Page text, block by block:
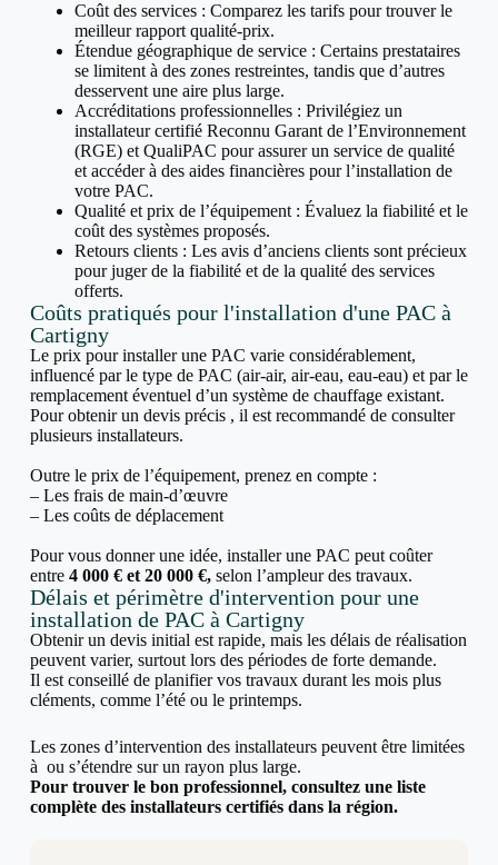
Coût des services : Comparez les tarifs pour trouver le
meilleur rapport qualité-prix.
Étendue géographique de service : Certains prestataires
se limitent à des zones restreintes, tandis que d’autres
desservent une aire plus large.
Accréditations professionnelles : Privilégiez un
installateur certifié Reconnu Garant de l’Environnement
(RGE) et QualiPAC pour assurer un service de qualité
et accéder à des aides financières pour l’installation de
votre PAC.
Qualité et prix de l’équipement : Évaluez la fiabilité et le
coût des systèmes proposés.
Retours clients : Les avis d’anciens clients sont précieux
pour juger de la fiabilité et de la qualité des services
offerts.
Coûts pratiqués pour l'installation d'une PAC à
Cartigny
Le prix pour installer une PAC varie considérablement,
influencé par le type de PAC (air-air, air-eau, eau-eau) et par le
remplacement éventuel d’un système de chauffage existant.
Pour obtenir un devis précis , il est recommandé de consulter
plusieurs installateurs.
Outre le prix de l’équipement, prenez en compte :
– Les frais de main-d’œuvre
– Les coûts de déplacement
Pour vous donner une idée, installer une PAC peut coûter
entre 4 000 € et 20 000 €,selon l’ampleur des travaux.
Délais et périmètre d'intervention pour une
installation de PAC à Cartigny
Obtenir un devis initial est rapide, mais les délais de réalisation
peuvent varier, surtout lors des périodes de forte demande.
Il est conseillé de planifier vos travaux durant les mois plus
cléments, comme l’été ou le printemps.
Les zones d’intervention des installateurs peuvent être limitées
à ou s’étendre sur un rayon plus large.
Pour trouver le bon professionnel, consultez une liste
complète des installateurs certifiés dans la région.